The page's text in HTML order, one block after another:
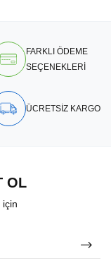
FARKLI ÖDEME
SEÇENEKLERİ
ÜCRETSİZ KARGO
OL
için